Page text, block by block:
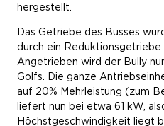
hergestellt.
Das Getriebe des Busses
durch ein
Angetrieben wird der Bully
Golfs. Die ganze
auf 20% Mehrleistung (zum
liefert nun bei etwa 61 kW,
Höchstgeschwindigkeit liegt